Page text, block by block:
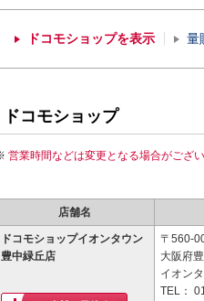
ドコモショップを表示 量
ドコモショップ
営業時間などは変更となる場合がござ
店舗名
ドコモショップイオンタウン
豊中緑丘店
〒560-
大阪府
イオン
TEL：